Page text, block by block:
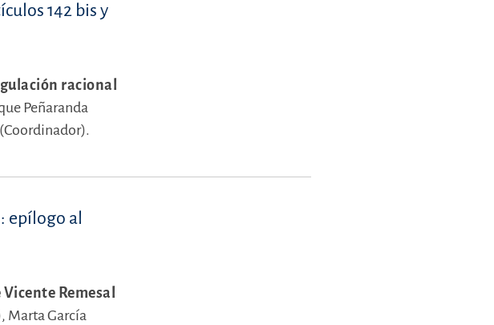
142 bis y
racional
Peñaranda
epílogo al
Remesal
Marta García